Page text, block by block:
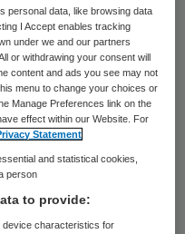
van de zorg-
met visuele,
beperkingen.
is een tweetal
betreft een
extern
personal data, like browsing data
I Accept enables tracking
under we and our partners
or withdrawing your consent will
content and ads you see may not
menu to change your choices or
Manage Preferences link on the
effect within our Website. For
Statement
and statistical cookies,
person
to provide:
device characteristics for